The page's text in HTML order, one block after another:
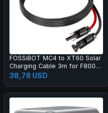
FOSSiBOT MC4 to XT60 Solar
Charging Cable 3m for F800
F1200 F1800
38,78 USD